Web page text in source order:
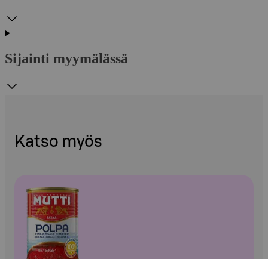
Sijainti myymälässä
Katso myös